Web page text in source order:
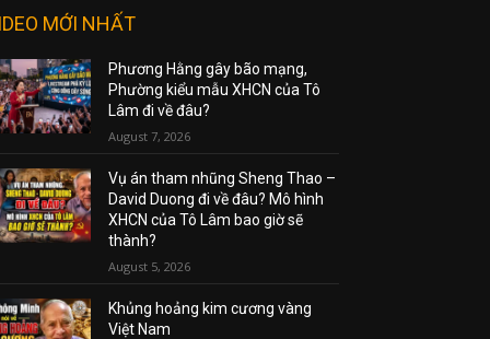
MỚI NHẤT
Phương Hằng gây bão mạng,
Phường kiểu mẫu XHCN của Tô
Lâm đi về đâu?
August 7, 2026
Vụ án tham nhũng Sheng Thao –
David Duong đi về đâu? Mô hình
XHCN của Tô Lâm bao giờ sẽ
thành?
August 5, 2026
Khủng hoảng kim cương vàng
Việt Nam